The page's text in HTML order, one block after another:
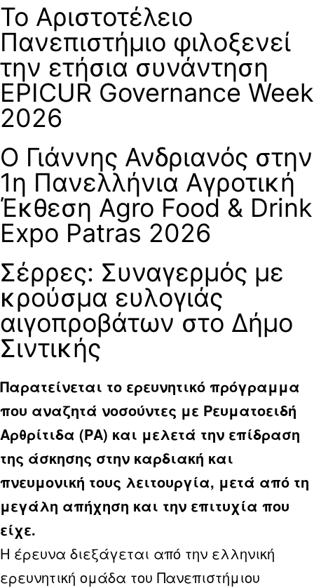
Το Αριστοτέλειο
Πανεπιστήμιο φιλοξενεί
την ετήσια συνάντηση
EPICUR Governance Week
2026
Ο Γιάννης Ανδριανός στην
1η Πανελλήνια Αγροτική
Έκθεση Agro Food & Drink
Expo Patras 2026
Σέρρες: Συναγερμός με
κρούσμα ευλογιάς
αιγοπροβάτων στο Δήμο
Σιντικής
Παρατείνεται το ερευνητικό πρόγραμμα
που αναζητά νοσούντες με Ρευματοειδή
Αρθρίτιδα (ΡΑ) και μελετά την επίδραση
της άσκησης στην καρδιακή και
πνευμονική τους λειτουργία, μετά από τη
μεγάλη απήχηση και την επιτυχία που
είχε.
Η έρευνα διεξάγεται από την ελληνική
ερευνητική ομάδα του Πανεπιστήμιου